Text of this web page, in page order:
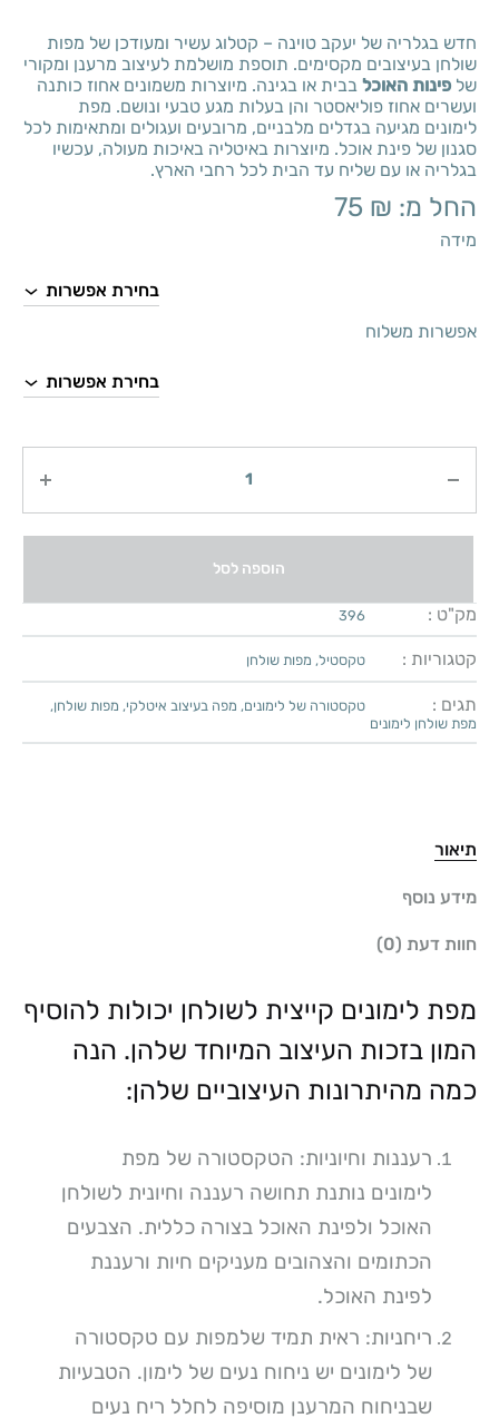
חדש בגלריה של יעקב טוינה – קטלוג עשיר ומעודכן של מפות
שולחן בעיצובים מקסימים. תוספת מושלמת לעיצוב מרענן ומקורי
של פינות האוכל בבית או בגינה. מיוצרות משמונים אחוז כותנה
ועשרים אחוז פוליאסטר והן בעלות מגע טבעי ונושם. מפת
לימונים מגיעה בגדלים מלבניים, מרובעים ועגולים ומתאימות לכל
סגנון של פינת אוכל. מיוצרות באיטליה באיכות מעולה, עכשיו
בגלריה או עם שליח עד הבית לכל רחבי הארץ.
החל מ: 75 ₪
מידה
אפשרות משלוח
הוספה לסל
מק"ט : 396
קטגוריות : טקסטיל, מפות שולחן
תגים : טקסטורה של לימונים, מפה בעיצוב איטלקי, מפות שולחן,
מפת שולחן לימונים
תיאור
מידע נוסף
חוות דעת (0)
מפת לימונים קייצית לשולחן יכולות להוסיף
המון בזכות העיצוב המיוחד שלהן. הנה
כמה מהיתרונות העיצוביים שלהן:
רעננות וחיוניות: הטקסטורה של מפת
לימונים נותנת תחושה רעננה וחיונית לשולחן
האוכל ולפינת האוכל בצורה כללית. הצבעים
הכתומים והצהובים מעניקים חיות ורעננת
לפינת האוכל.
ריחניות: ראית תמיד שלמפות עם טקסטורה
של לימונים יש ניחוח נעים של לימון. הטבעיות
שבניחוח המרענן מוסיפה לחלל ריח נעים